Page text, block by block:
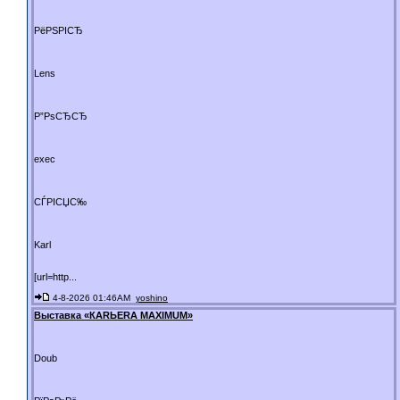
РёРЅРІСЂ
Lens
Р”РѕСЂСЂ
exec
СЃРІСЏС‰
Karl
[url=http...
4-8-2026 01:46AM yoshino
Выставка «КАRЬЕRА МАXIMUM»
Doub